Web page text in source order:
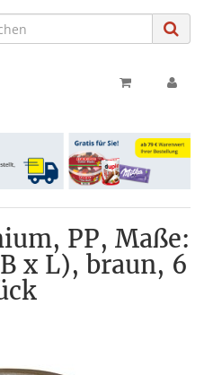
PP, Maße:
x L), braun, 6